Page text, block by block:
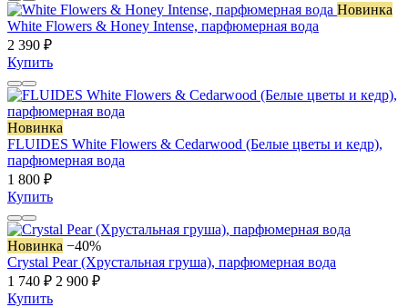
Новинка
White Flowers & Honey Intense, парфюмерная вода
2 390 ₽
Купить
Новинка
FLUIDES White Flowers & Cedarwood (Белые цветы и кедр),
парфюмерная вода
1 800 ₽
Купить
Новинка −40%
Crystal Pear (Хрустальная груша), парфюмерная вода
1 740 ₽ 2 900 ₽
Купить